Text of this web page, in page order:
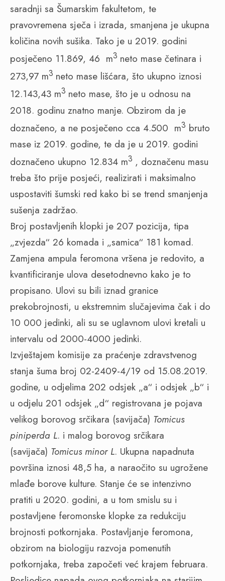
saradnji sa Šumarskim fakultetom, te
pravovremena sječa i izrada, smanjena je ukupna
količina novih sušika. Tako je u 2019. godini
posječeno 11.869, 46 m3 neto mase četinara i
273,97 m3 neto mase lišćara, što ukupno iznosi
12.143,43 m3 neto mase, što je u odnosu na
2018. godinu znatno manje. Obzirom da je
doznačeno, a ne posječeno cca 4.500 m3 bruto
mase iz 2019. godine, te da je u 2019. godini
doznačeno ukupno 12.834 m3 , doznačenu masu
treba što prije posjeći, realizirati i maksimalno
uspostaviti šumski red kako bi se trend smanjenja
sušenja zadržao.
Broj postavljenih klopki je 207 pozicija, tipa
„zvjezda“ 26 komada i „samica“ 181 komad.
Zamjena ampula feromona vršena je redovito, a
kvantificiranje ulova desetodnevno kako je to
propisano. Ulovi su bili iznad granice
prekobrojnosti, u ekstremnim slučajevima čak i do
10 000 jedinki, ali su se uglavnom ulovi kretali u
intervalu od 2000-4000 jedinki.
Izvještajem komisije za praćenje zdravstvenog
stanja šuma broj 02-2409-4/19 od 15.08.2019.
godine, u odjelima 202 odsjek „a“ i odsjek „b“ i
u odjelu 201 odsjek „d“ registrovana je pojava
velikog borovog srčikara (savijača) Tomicus
piniperda L. i malog borovog srčikara
(savijača) Tomicus minor L. Ukupna napadnuta
površina iznosi 48,5 ha, a naraočito su ugrožene
mlađe borove kulture. Stanje će se intenzivno
pratiti u 2020. godini, a u tom smislu su i
postavljene feromonske klopke za redukciju
brojnosti potkornjaka. Postavljanje feromona,
obzirom na biologiju razvoja pomenutih
potkornjaka, treba započeti već krajem februara.